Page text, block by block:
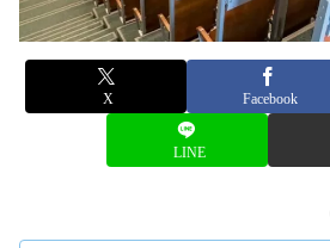
X Facebook
LINE